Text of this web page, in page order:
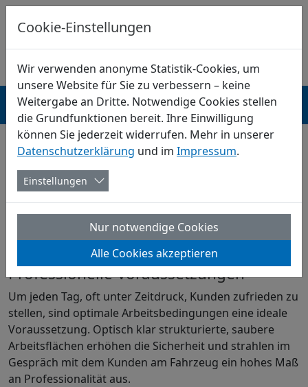
Menü
Startseite Referenzen KFZ-Handwerk und Industrie
KFZ-handwerk und Industrie
Professionelle Voraussetzungen
Um jeden Tag, oft unter Zeitdruck, Kunden zufrieden zu
stellen, sind optimale Arbeitsbedingungen eine ideale
Voraussetzung. Optisch klar strukturierte, saubere
Arbeitsflächen erhöhen die Sicherheit und strahlen im
Gespräch mit dem Kunden am Fahrzeug ein hohes Maß
an Professionalität aus.
Cookie-Einstellungen
Wir verwenden anonyme Statistik-Cookies, um
unsere Website für Sie zu verbessern – keine
Weitergabe an Dritte. Notwendige Cookies stellen
die Grundfunktionen bereit. Ihre Einwilligung
können Sie jederzeit widerrufen. Mehr in unserer
Datenschutzerklärung und im Impressum.
Einstellungen
Nur notwendige Cookies
Alle Cookies akzeptieren